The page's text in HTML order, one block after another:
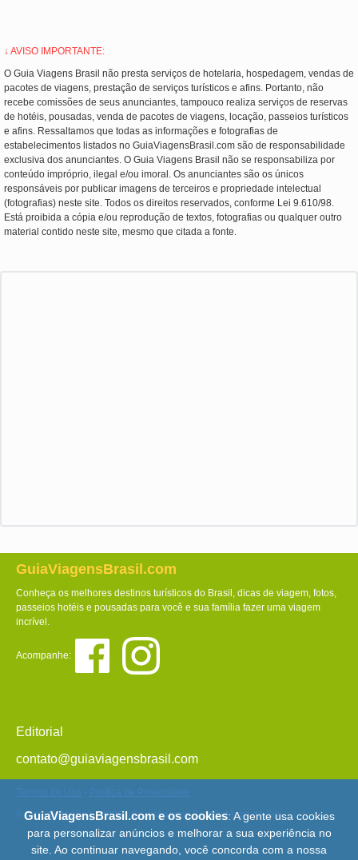
↓ AVISO IMPORTANTE:
O Guia Viagens Brasil não presta serviços de hotelaria, hospedagem, vendas de
pacotes de viagens, prestação de serviços turísticos e afins. Portanto, não
recebe comissões de seus anunciantes, tampouco realiza serviços de reservas
de hotéis, pousadas, venda de pacotes de viagens, locação, passeios turísticos
e afins. Ressaltamos que todas as informações e fotografias de
estabelecimentos listados no GuiaViagensBrasil.com são de responsabilidade
exclusiva dos anunciantes. O Guia Viagens Brasil não se responsabiliza por
conteúdo impróprio, ilegal e/ou imoral. Os anunciantes são os únicos
responsáveis por publicar imagens de terceiros e propriedade intelectual
(fotografias) neste site. Todos os direitos reservados, conforme Lei 9.610/98.
Está proibida a cópia e/ou reprodução de textos, fotografias ou qualquer outro
material contido neste site, mesmo que citada a fonte.
GuiaViagensBrasil.com
Conheça os melhores destinos turísticos do Brasil, dicas de viagem, fotos,
passeios hotéis e pousadas para você e sua família fazer uma viagem
incrível.
Acompanhe:
Editorial
contato@guiaviagensbrasil.com
Termos de Uso
Política de Privacidade
© Copyright 2013 - 2026 - Guia Viagens Brasil -Mapa do Site
GuiaViagensBrasil.com e os cookies: A gente usa cookies
para personalizar anúncios e melhorar a sua experiência no
site. Ao continuar navegando, você concorda com a nossa